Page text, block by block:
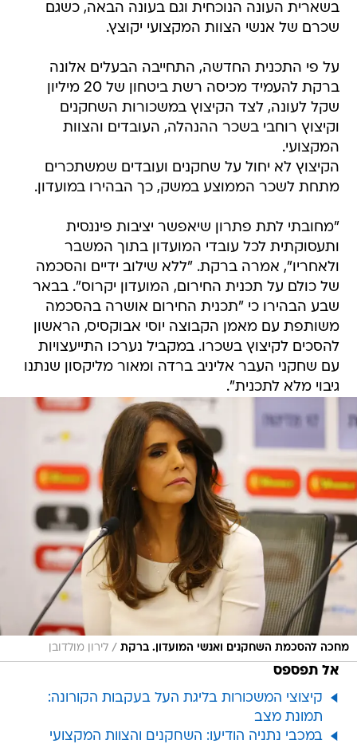
בשארית העונה הנוכחית וגם בעונה הבאה, כשגם
שכרם של אנשי הצוות המקצועי יקוצץ.
על פי התכנית החדשה, התחייבה הבעלים אלונה
ברקת להעמיד מכיסה רשת ביטחון של 20 מיליון
שקל לעונה, לצד הקיצוץ במשכורות השחקנים
וקיצוץ רוחבי בשכר ההנהלה, העובדים והצוות
המקצועי.
הקיצוץ לא יחול על שחקנים ועובדים שמשתכרים
מתחת לשכר הממוצע במשק, כך הבהירו במועדון.
"מחובתי לתת פתרון שיאפשר יציבות פיננסית
ותעסוקתית לכל עובדי המועדון בתוך המשבר
ולאחריו", אמרה ברקת. "ללא שילוב ידיים והסכמה
של כולם על תכנית החירום, המועדון יקרוס". בבאר
שבע הבהירו כי "תכנית החירום אושרה בהסכמה
משותפת עם מאמן הקבוצה יוסי אבוקסיס, הראשון
להסכים לקיצוץ בשכרו. במקביל נערכו התייעצויות
עם שחקני העבר אליניב ברדה ומאור מליקסון שנתנו
גיבוי מלא לתכנית".
מחכה להסכמת השחקנים ואנשי המועדון. ברקת / לירון מולדובן
אל תפספס
קיצוצי המשכורות בליגת העל בעקבות הקורונה:
תמונת מצב
במכבי נתניה הודיעו: השחקנים והצוות המקצועי